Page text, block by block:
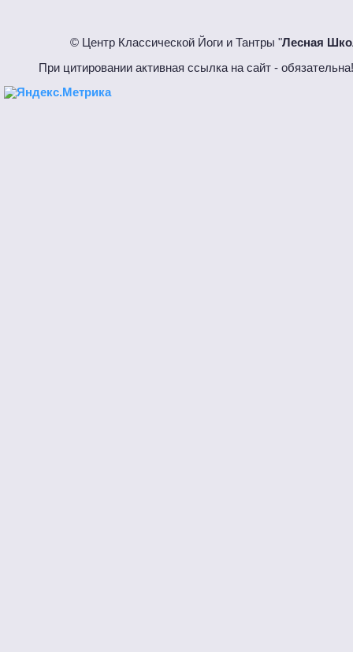
© Центр Классической Йоги и Тантры "Лесная
При цитировании активная ссылка на сайт -